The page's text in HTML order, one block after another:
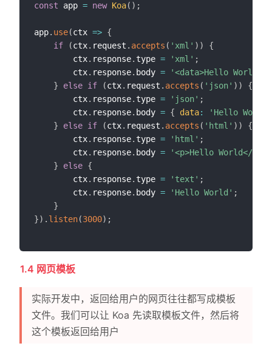
const app = new Koa( ) ;
app. use(ctx => {
if
(ctx. request . accepts ( 'xml' ) )
{
        ctx
. response. type = 'xml' ;
        ctx
. response. body =
'<data>Hello World</
}
else if (ctx. request . accepts ( 'json' ) )
{
        ctx
. response. type = 'json' ;
        ctx
. response. body = { data:
'Hello World'
}
else if (ctx. request . accepts ( 'html' ) )
{
        ctx
. response. type = 'html' ;
        ctx
. response. body = '<p>Hello World</p>'
}
else {
        ctx
. response. type = 'text' ;
        ctx
. response. body = 'Hello World' ;
}
}) . listen(3000) ;
1.4 网页模板
实际开发中，返回给用户的网页往往都写成模板
文件。我们可以让 Koa 先读取模板文件，然后将
这个模板返回给用户